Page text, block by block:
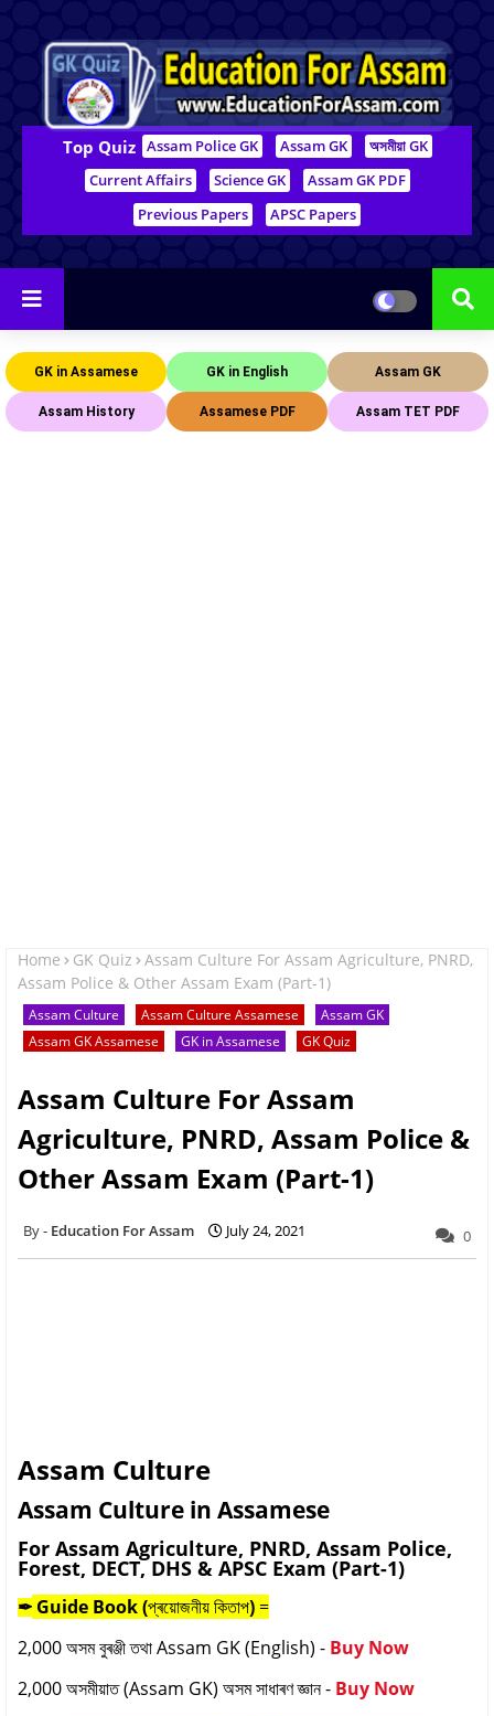
Top Quiz Assam Police GK Assam GK
অসমীয়া GK
Current Affairs
Science GK
Assam GK PDF
Previous Papers
APSC Papers
GK in Assamese GK in English Assam GK
Assam History Assamese PDF Assam TET PDF
Home GK Quiz
Assam Culture For Assam Agriculture, PNRD,
Assam Police & Other Assam Exam (Part-1)
Assam Culture Assam Culture Assamese
Assam GK
Assam GK Assamese
GK in Assamese GK Quiz
Assam Culture For Assam
Agriculture, PNRD, Assam Police &
Other Assam Exam (Part-1)
Education For Assam July 24, 2021 0
Assam Culture
Assam Culture in Assamese
For Assam Agriculture, PNRD, Assam Police,
Forest, DECT, DHS & APSC Exam (Part-1)
✒ Guide Book (প্ৰয়োজনীয় কিতাপ) =
2,000 অসম বুৰঞ্জী তথা Assam GK (English) - Buy Now
2,000 অসমীয়াত (Assam GK) অসম সাধাৰণ জ্ঞান - Buy Now